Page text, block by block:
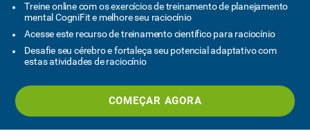
Treine online com os exercícios de treinamento de planejamento
mental CogniFit e melhore seu raciocínio
Acesse este recurso de treinamento científico para raciocínio
Desafie seu cérebro e fortaleça seu potencial adaptativo com
estas atividades de raciocínio
COMEÇAR AGORA